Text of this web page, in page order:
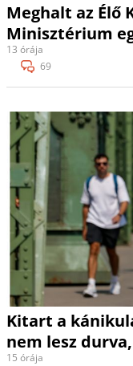
Meghalt az Élő
Minisztérium
13 órája
69
Kitart a
nem lesz
15 órája